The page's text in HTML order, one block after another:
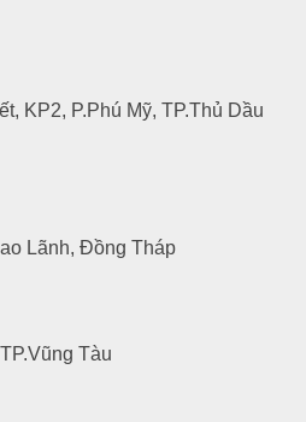
KP2, P.Phú Mỹ, TP.Thủ Dầu
Lãnh, Đồng Tháp
Tàu